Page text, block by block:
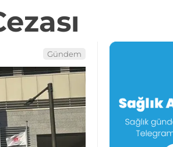
Gündem